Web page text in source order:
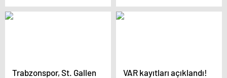
Hazırlıklarına Başladı
Gallen ile golsüz
berabere kaldı
Trabzonspor, St. Gallen
VAR kayıtları açıklandı!